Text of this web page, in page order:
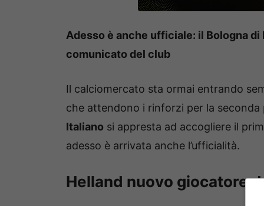
Adesso è anche ufficiale: il Bologna
comunicato del club
Il calciomercato sta ormai entrando
che attendono i rinforzi per la
Italiano si appresta ad accogliere il
adesso è arrivata anche l’ufficialità.
Helland nuovo giocatore